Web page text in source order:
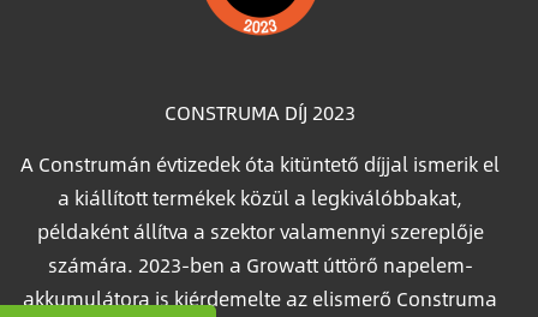
CONSTRUMA DÍJ 2023
A Construmán évtizedek óta kitüntető díjjal ismerik el
a kiállított termékek közül a legkiválóbbakat,
példaként állítva a szektor valamennyi szereplője
számára. 2023-ben a Growatt úttörő napelem-
akkumulátora is kiérdemelte az elismerő Construma